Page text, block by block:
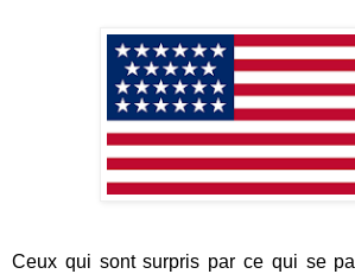
Ceux qui sont surpris par ce qui se